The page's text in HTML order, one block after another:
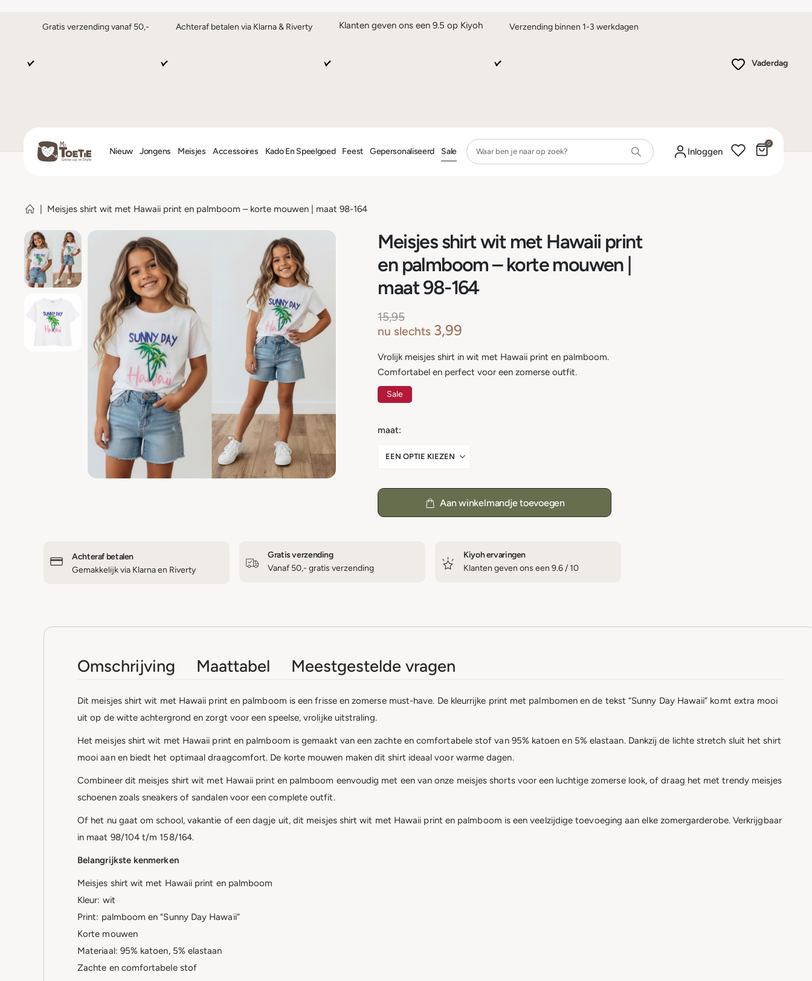
Gratis verzending vanaf 50,- Achteraf betalen via Klarna & Riverty Klanten geven ons een 9.5 op Kiyoh Verzending binnen 1-3 werkdagen
Vaderdag
Nieuw Jongens Meisjes Accessoires Kado En Speelgoed Feest Gepersonaliseerd Sale Inloggen
0
Meisjes shirt wit met Hawaii print en palmboom – korte mouwen | maat 98-164
Meisjes shirt wit met Hawaii print
en palmboom – korte mouwen |
maat 98-164
15,95
nu slechts 3,99
Vrolijk meisjes shirt in wit met Hawaii print en palmboom.
Comfortabel en perfect voor een zomerse outfit.
Sale
maat
Aan winkelmandje toevoegen
Achteraf betalen
Gemakkelijk via Klarna en Riverty
Gratis verzending
Vanaf 50,- gratis verzending
Kiyoh ervaringen
Klanten geven ons een 9.6 / 10
Omschrijving Maattabel Meestgestelde vragen
Dit meisjes shirt wit met Hawaii print en palmboom is een frisse en zomerse must-have. De kleurrijke print met palmbomen en de tekst “Sunny Day Hawaii” komt extra mooi
uit op de witte achtergrond en zorgt voor een speelse, vrolijke uitstraling.
Het meisjes shirt wit met Hawaii print en palmboom is gemaakt van een zachte en comfortabele stof van 95% katoen en 5% elastaan. Dankzij de lichte stretch sluit het shirt
mooi aan en biedt het optimaal draagcomfort. De korte mouwen maken dit shirt ideaal voor warme dagen.
Combineer dit meisjes shirt wit met Hawaii print en palmboom eenvoudig met een van onze meisjesshortsvoor een luchtige zomerse look, of draag het met trendy meisjes
schoenenzoalssneakersofsandalenvoor een complete outfit.
Of het nu gaat om school, vakantie of een dagje uit, dit meisjes shirt wit met Hawaii print en palmboom is een veelzijdige toevoeging aan elke zomergarderobe. Verkrijgbaar
in maat 98/104 t/m 158/164.
Belangrijkste kenmerken
Meisjes shirt wit met Hawaii print en palmboom
Kleur: wit
Print: palmboom en “Sunny Day Hawaii”
Korte mouwen
Materiaal: 95% katoen, 5% elastaan
Zachte en comfortabele stof